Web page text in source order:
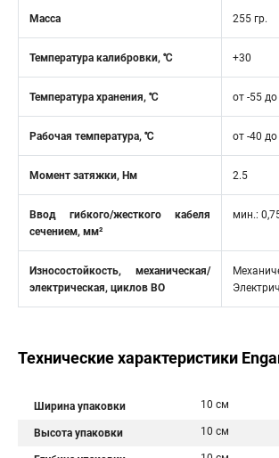
Масса 255 гр.
Температура калибровки, ℃ +30
Температура хранения, ℃ от -55
Рабочая температура, ℃ от -40
Момент затяжки, Нм 2.5
Ввод гибкого/жесткого кабеля
сечением, мм²
мин.:
Износостойкость, механическая/
электрическая, циклов ВО
Технические характеристики
Ширина упаковки 10 см
Высота упаковки 10 см